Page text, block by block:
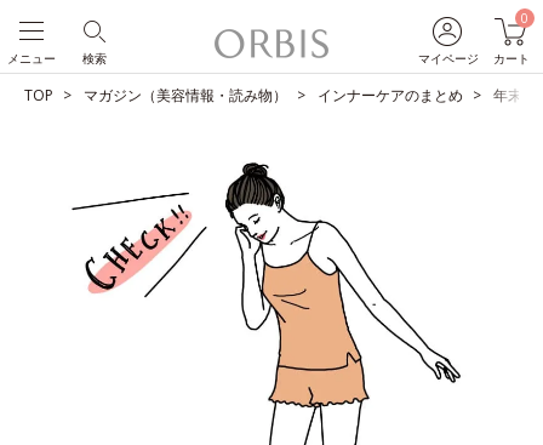
マイページ
0
カート
検索
メニュー
TOP マガジン（美容情報・読み物） インナーケアのまとめ 年末年